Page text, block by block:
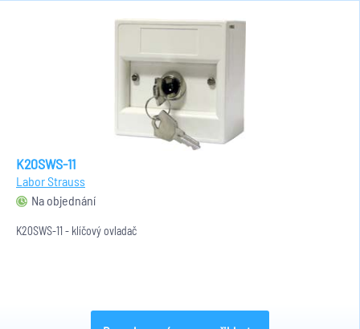
K20SWS-11
Labor Strauss
Na objednání
K20SWS-11 - klíčový ovladač